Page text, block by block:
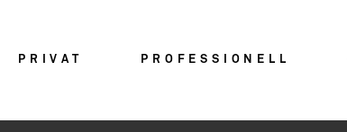
PRIVAT PROFESSIONELL